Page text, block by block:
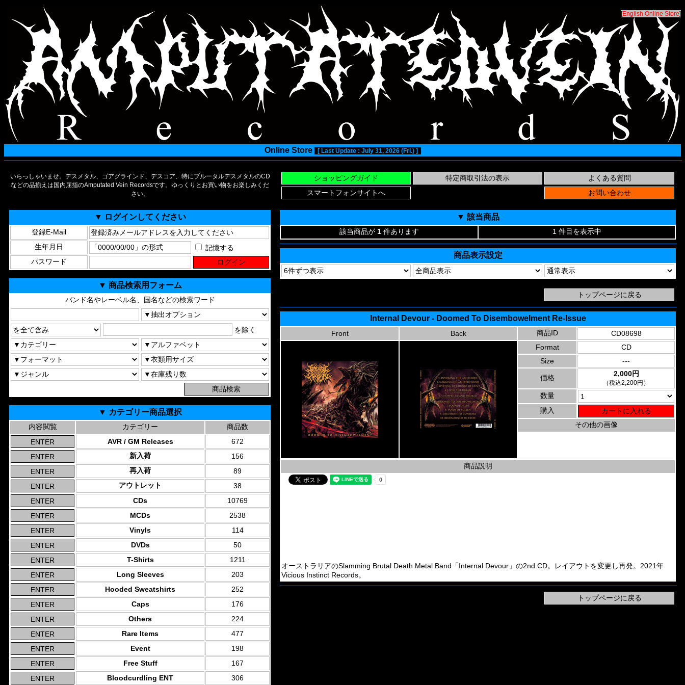
[English Online Store]
Online Store [ Last Update : July 31, 2026 (Fri.) ]
いらっしゃいませ。デスメタル、ゴアグラインド、デスコア、特にブルータルデスメタルのCD
などの品揃えは国内屈指のAmputated Vein Recordsです。ゆっくりとお買い物をお楽しみくだ
さい。
▼ ログインしてください
登録E-Mail
生年月日
記憶する
パスワード
▼ 商品検索用フォーム
バンド名やレーベル名、国名などの検索ワード
を除く
▼ カテゴリー商品選択
内容閲覧 カテゴリー
商品数
AVR / GM Releases
672
新入荷
156
再入荷
89
アウトレット
38
CDs
10769
MCDs
2538
Vinyls
114
DVDs
50
T-Shirts
1211
Long Sleeves
203
Hooded Sweatshirts
252
Caps
176
Others
224
Rare Items
477
Event
198
Free Stuff
167
Bloodcurdling ENT
306
▼ 該当商品
該当商品が 1 件あります 1 件目を表示中
商品表示設定
Internal Devour - Doomed To Disembowelment Re-Issue
Front Back 商品ID
CD08698
Format
CD
Size
---
価格 2,000円
（税込2,200円）
数量
購入
その他の画像
商品説明
オーストラリアのSlamming Brutal Death Metal Band「Internal Devour」の2nd CD。レイアウトを変更し再発。2021年
Vicious Instinct Records。